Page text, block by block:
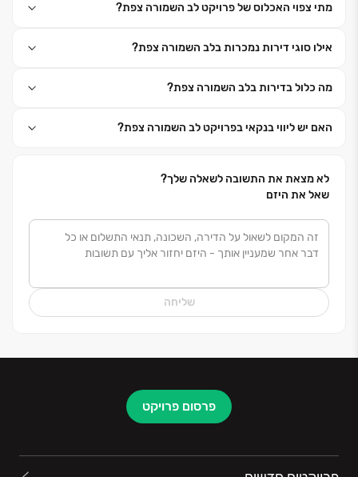
והמטופח, תוך ראייה עיצובית כוללת בשילוב מנצח של צוות
משה חדיף מנצחת בפעילות נדל"נית, ומובילה דעת קהל
מתי צפוי האכלוס של פרויקט לב השמורה צפת?
אילו סוגי דירות נמכרות בלב השמורה צפת?
מה כלול בדירות בלב השמורה צפת?
האם יש ליווי בנקאי בפרויקט לב השמורה צפת?
לא מצאת את התשובה לשאלה שלך?
שאל את היזם
שליחה
פרסום פרויקט